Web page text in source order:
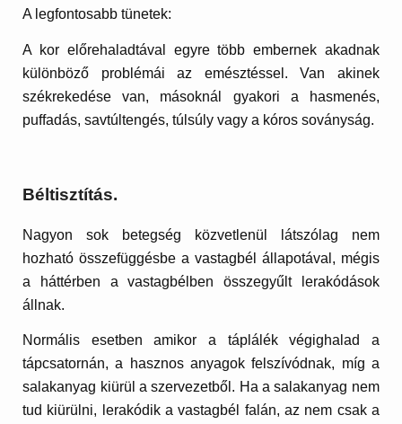
A legfontosabb tünetek:
A kor előrehaladtával egyre több embernek akadnak
különböző problémái az emésztéssel. Van akinek
székrekedése van, másoknál gyakori a hasmenés,
puffadás, savtúltengés, túlsúly vagy a kóros soványság.
Béltisztítás.
Nagyon sok betegség közvetlenül látszólag nem
hozható összefüggésbe a vastagbél állapotával, mégis
a háttérben a vastagbélben összegyűlt lerakódások
állnak.
Normális esetben amikor a táplálék végighalad a
tápcsatornán, a hasznos anyagok felszívódnak, míg a
salakanyag kiürül a szervezetből. Ha a salakanyag nem
tud kiürülni, lerakódik a vastagbél falán, az nem csak a